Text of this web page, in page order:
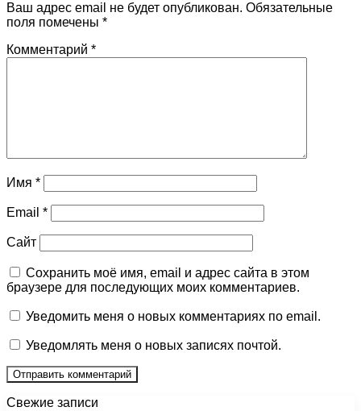
Ваш адрес email не будет опубликован. Обязательные
поля помечены *
Комментарий *
Имя *
Email *
Сайт
Сохранить моё имя, email и адрес сайта в этом
браузере для последующих моих комментариев.
Уведомить меня о новых комментариях по email.
Уведомлять меня о новых записях почтой.
Свежие записи